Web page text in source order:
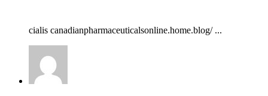
cialis canadianpharmaceuticalsonline.home.blog/ ...